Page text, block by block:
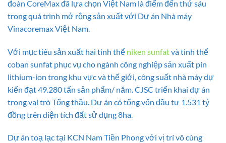
đoàn CoreMax đã lựa chọn Việt Nam là điểm đến thứ sáu
trong quá trình mở rộng sản xuất với Dự án Nhà máy
Vinacoremax Việt Nam.
Với mục tiêu sản xuất hai tinh thể niken sunfatvà tinh thể
coban sunfat phục vụ cho ngành công nghiệp sản xuất pin
lithium-ion trong khu vực và thế giới, công suất nhà máy dự
kiến đạt 49.280 tấn sản phẩm/ năm. CJSC triển khai dự án
trong vai trò Tổng thầu. Dự án có tổng vốn đầu tư 1.531 tỷ
đồng trên diện tích đất sử dụng 8ha.
Dự án toạ lạc tại KCN Nam Tiền Phong với vị trí vô cùng